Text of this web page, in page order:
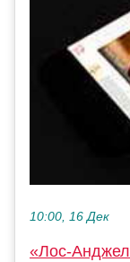
10:00, 16 Дек